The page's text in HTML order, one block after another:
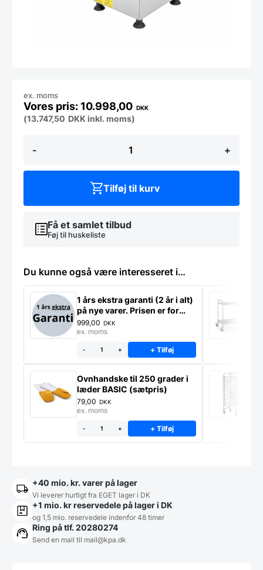
-
250kg/timen
-
antal
+
10.998,00 DKK
ex. moms
(13.747,50 DKK inkl. moms)
Få et samlet tilbud
Føj til huskeliste
Tilføj til kurv
Du kunne også være interesseret i…
1 års ekstra garanti (2 år i alt)
på nye varer. Prisen er for
ekstra garanti på ét produkt
999,00 DKK
ex. moms
- + + Tilføj
Ovnhandske til 250 grader i
læder BASIC (sætpris)
79,00 DKK
ex. moms
- + + Tilføj
+40 mio. kr. varer på lager
Vi leverer hurtigt fra EGET lager i DK
+1 mio. kr reservedele på lager i DK
og 1,5 mio. reservedele indenfor 48 timer
Ring på tlf. 20280274
Send en mail til mail@kpa.dk